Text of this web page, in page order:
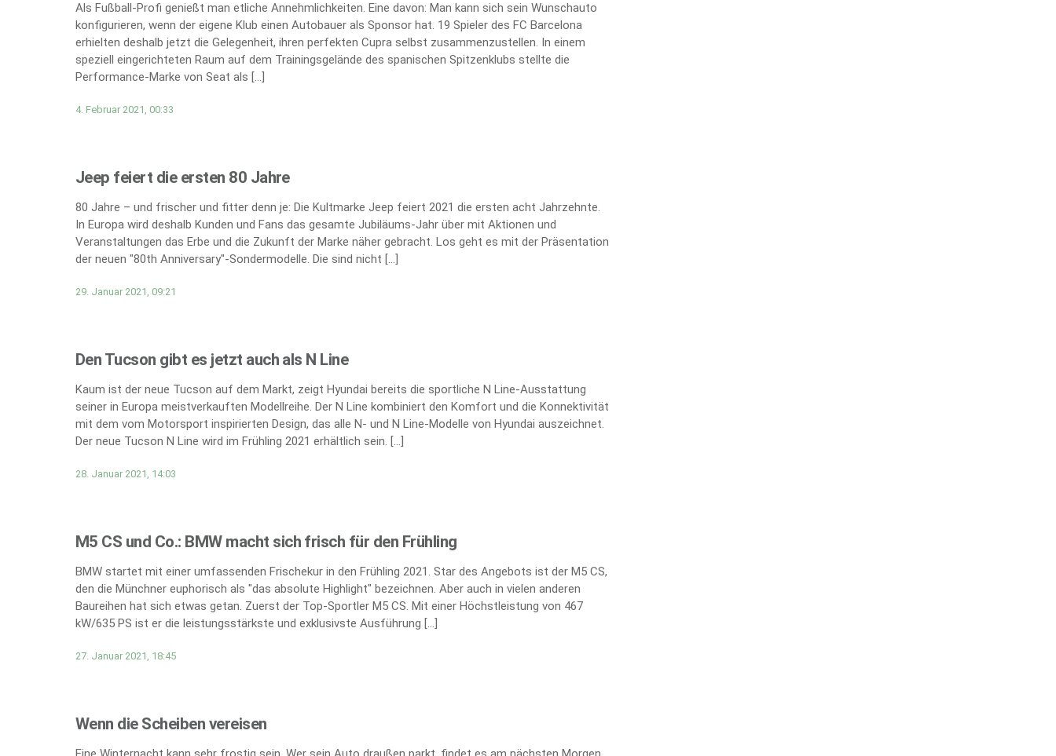
Als Fußball-Profi genießt man etliche Annehmlichkeiten. Eine davon: Man kann sich sein Wunschauto
konfigurieren, wenn der eigene Klub einen Autobauer als Sponsor hat. 19 Spieler des FC Barcelona
erhielten deshalb jetzt die Gelegenheit, ihren perfekten Cupra selbst zusammenzustellen. In einem
speziell eingerichteten Raum auf dem Trainingsgelände des spanischen Spitzenklubs stellte die
Performance-Marke von Seat als […]
4. Februar 2021, 00:33
Jeep feiert die ersten 80 Jahre
80 Jahre – und frischer und fitter denn je: Die Kultmarke Jeep feiert 2021 die ersten acht Jahrzehnte.
In Europa wird deshalb Kunden und Fans das gesamte Jubiläums-Jahr über mit Aktionen und
Veranstaltungen das Erbe und die Zukunft der Marke näher gebracht. Los geht es mit der Präsentation
der neuen "80th Anniversary"-Sondermodelle. Die sind nicht […]
29. Januar 2021, 09:21
Den Tucson gibt es jetzt auch als N Line
Kaum ist der neue Tucson auf dem Markt, zeigt Hyundai bereits die sportliche N Line-Ausstattung
seiner in Europa meistverkauften Modellreihe. Der N Line kombiniert den Komfort und die Konnektivität
mit dem vom Motorsport inspirierten Design, das alle N- und N Line-Modelle von Hyundai auszeichnet.
Der neue Tucson N Line wird im Frühling 2021 erhältlich sein. […]
28. Januar 2021, 14:03
M5 CS und Co.: BMW macht sich frisch für den Frühling
BMW startet mit einer umfassenden Frischekur in den Frühling 2021. Star des Angebots ist der M5 CS,
den die Münchner euphorisch als "das absolute Highlight" bezeichnen. Aber auch in vielen anderen
Baureihen hat sich etwas getan. Zuerst der Top-Sportler M5 CS. Mit einer Höchstleistung von 467
kW/635 PS ist er die leistungsstärkste und exklusivste Ausführung […]
27. Januar 2021, 18:45
Wenn die Scheiben vereisen